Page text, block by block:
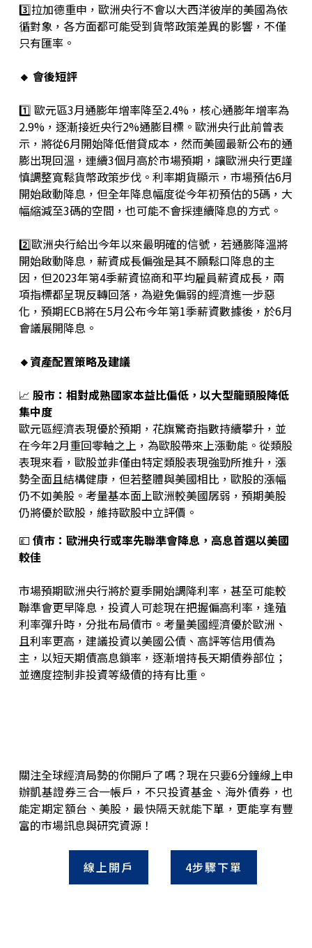
3️⃣拉加德重申，歐洲央行不會以大西洋彼岸的美國為依
循對象，各方面都可能受到貨幣政策差異的影響，不僅
只有匯率。
🔸 會後短評
1️⃣ 歐元區3月通膨年增率降至2.4%，核心通膨年增率為
2.9%，逐漸接近央行2%通膨目標。歐洲央行此前曾表
示，將從6月開始降低借貸成本，然而美國最新公布的通
膨出現回溫，連續3個月高於市場預期，讓歐洲央行更謹
慎調整寬鬆貨幣政策步伐。利率期貨顯示，市場預估6月
開始啟動降息，但全年降息幅度從今年初預估的5碼，大
幅縮減至3碼的空間，也可能不會採連續降息的方式。
2️⃣歐洲央行給出今年以來最明確的信號，若通膨降溫將
開始啟動降息，薪資成長偏強是其不願鬆口降息的主
因，但2023年第4季薪資協商和平均雇員薪資成長，兩
項指標都呈現反轉回落，為避免偏弱的經濟進一步惡
化，預期ECB將在5月公布今年第1季薪資數據後，於6月
會議展開降息。
🔸資產配置策略及建議
📈 股市：相對成熟國家本益比偏低，以大型龍頭股降低
集中度
歐元區經濟表現優於預期，花旗驚奇指數持續攀升，並
在今年2月重回零軸之上，為歐股帶來上漲動能。從類股
表現來看，歐股並非僅由特定類股表現強勁所推升，漲
勢全面且結構健康，但若整體與美國相比，歐股的漲幅
仍不如美股。考量基本面上歐洲較美國孱弱，預期美股
仍將優於歐股，維持歐股中立評價。
💷 債市：歐洲央行或率先聯準會降息，高息首選以美國
較佳
市場預期歐洲央行將於夏季開始調降利率，甚至可能較
聯準會更早降息，投資人可趁現在把握偏高利率，逢殖
利率彈升時，分批布局債市。考量美國經濟優於歐洲、
且利率更高，建議投資以美國公債、高評等信用債為
主，以短天期債高息鎖率，逐漸增持長天期債券部位；
並適度控制非投資等級債的持有比重。
關注全球經濟局勢的你開戶了嗎？現在只要6分鐘線上申
辦凱基證券三合一帳戶，不只投資基金、海外債券，也
能定期定額台、美股，最快隔天就能下單，更能享有豐
富的市場訊息與研究資源！
線上開戶 4步驟下單